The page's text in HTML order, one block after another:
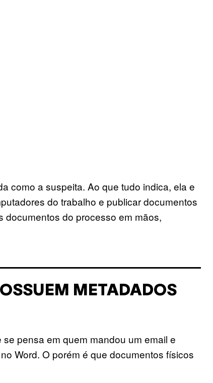
como a suspeita. Ao que tudo indica, ela e
do trabalho e publicar documentos
documentos do processo em mãos,
METADADOS
pensa em quem mandou um email e
Word. O porém é que documentos físicos